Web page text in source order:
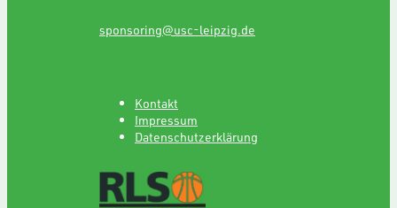
sponsoring@usc-leipzig.de
Kontakt
Impressum
Datenschutzerklärung